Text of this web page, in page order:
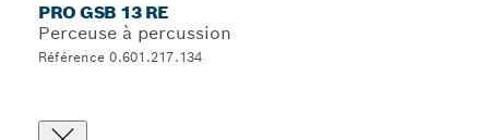
PRO GSB 13 RE
Perceuse à percussion
Référence 0.601.217.134